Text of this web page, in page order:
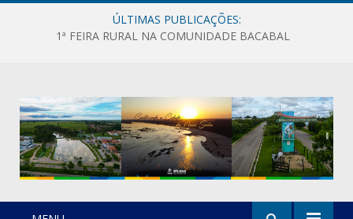
ÚLTIMAS PUBLICAÇÕES:
1ª FEIRA RURAL NA COMUNIDADE BACABAL